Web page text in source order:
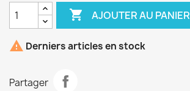
 AJOUTER AU PANIER
 Derniers articles en stock
Partager